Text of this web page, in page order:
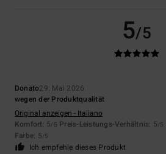
5/5
Donato29. Mai 2026
wegen der Produktqualität
Original anzeigen - Italiano
Komfort: 5/5 Preis-Leistungs-Verhältnis: 5/5
Farbe: 5/5
Ich empfehle dieses Produkt